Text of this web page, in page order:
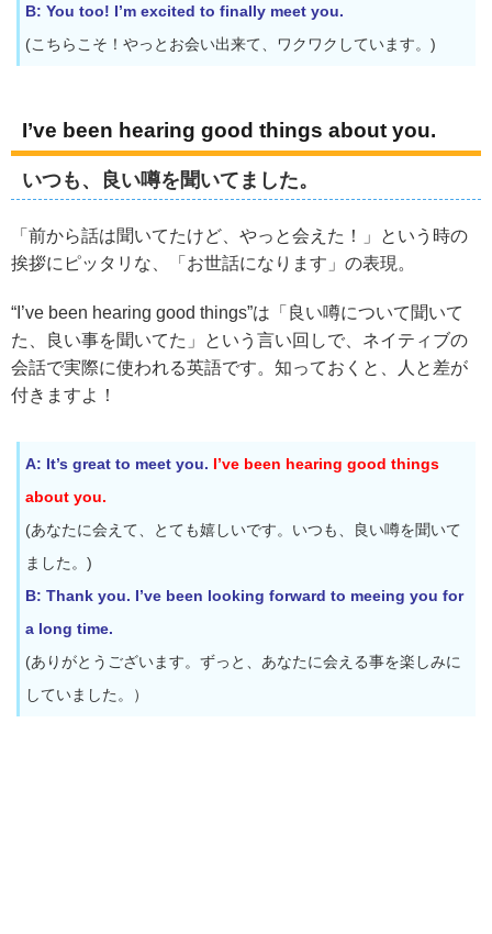
B: You too! I’m excited to finally meet you.
(こちらこそ！やっとお会い出来て、ワクワクしています。)
I’ve been hearing good things about you.
いつも、良い噂を聞いてました。
「前から話は聞いてたけど、やっと会えた！」という時の
挨拶にピッタリな、「お世話になります」の表現。
“I’ve been hearing good things”は「良い噂について聞いて
た、良い事を聞いてた」という言い回しで、ネイティブの
会話で実際に使われる英語です。知っておくと、人と差が
付きますよ！
A: It’s great to meet you. I’ve been hearing good things
about you.
(あなたに会えて、とても嬉しいです。いつも、良い噂を聞いて
ました。)
B: Thank you. I’ve been looking forward to meeing you for
a long time.
(ありがとうございます。ずっと、あなたに会える事を楽しみに
していました。）